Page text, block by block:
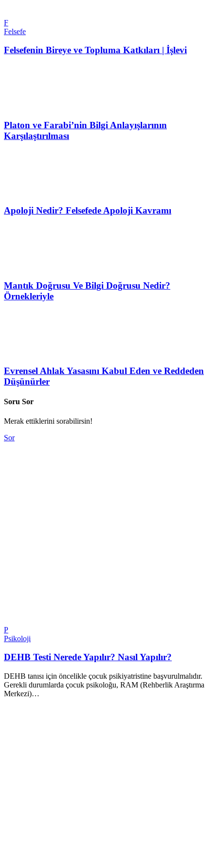
F
Felsefe
Felsefenin Bireye ve Topluma Katkıları | İşlevi
Platon ve Farabi’nin Bilgi Anlayışlarının
Karşılaştırılması
Apoloji Nedir? Felsefede Apoloji Kavramı
Mantık Doğrusu Ve Bilgi Doğrusu Nedir?
Örnekleriyle
Evrensel Ahlak Yasasını Kabul Eden ve Reddeden
Düşünürler
Soru Sor
Merak ettiklerini sorabilirsin!
Sor
P
Psikoloji
DEHB Testi Nerede Yapılır? Nasıl Yapılır?
DEHB tanısı için öncelikle çocuk psikiyatristine başvurulmalıdır.
Gerekli durumlarda çocuk psikoloğu, RAM (Rehberlik Araştırma
Merkezi)…